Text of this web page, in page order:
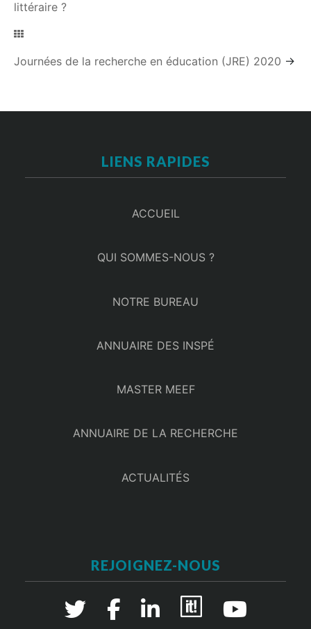
littéraire ?
Journées de la recherche en éducation (JRE) 2020 →
LIENS RAPIDES
ACCUEIL
QUI SOMMES-NOUS ?
NOTRE BUREAU
ANNUAIRE DES INSPÉ
MASTER MEEF
ANNUAIRE DE LA RECHERCHE
ACTUALITÉS
REJOIGNEZ-NOUS